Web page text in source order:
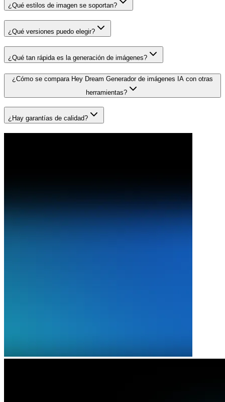
¿Qué estilos de imagen se soportan?
¿Qué versiones puedo elegir?
¿Qué tan rápida es la generación de imágenes?
¿Cómo se compara Hey Dream Generador de imágenes IA con otras
herramientas?
¿Hay garantías de calidad?